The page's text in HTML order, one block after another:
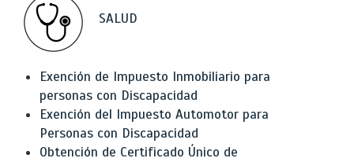
SALUD
Exención de Impuesto Inmobiliario para
personas con Discapacidad
Exención del Impuesto Automotor para
Personas con Discapacidad
Obtención de Certificado Único de